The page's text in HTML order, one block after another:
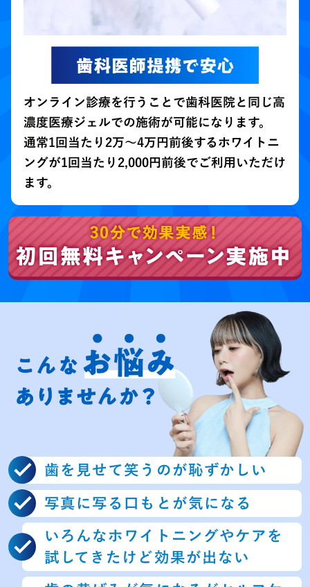
オンライン診療を行うことで歯科医院と同じ高
濃度医療ジェルでの施術が可能になります。
通常1回当たり2万～4万円前後するホワイトニ
ングが1回当たり2,000円前後でご利用いただけ
ます。
歯を見せて笑うのが恥ずかしい
写真に写る口もとが気になる
いろんなホワイトニングやケア を
試してきたけど効果が出ない